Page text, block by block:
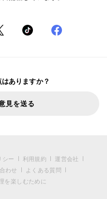
ありますか？
見を送る
シー 利用規約
運営会社
わせ
よくある質問
を楽しむために